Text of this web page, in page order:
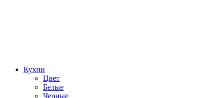
Кухни
Цвет
Белые
Черные